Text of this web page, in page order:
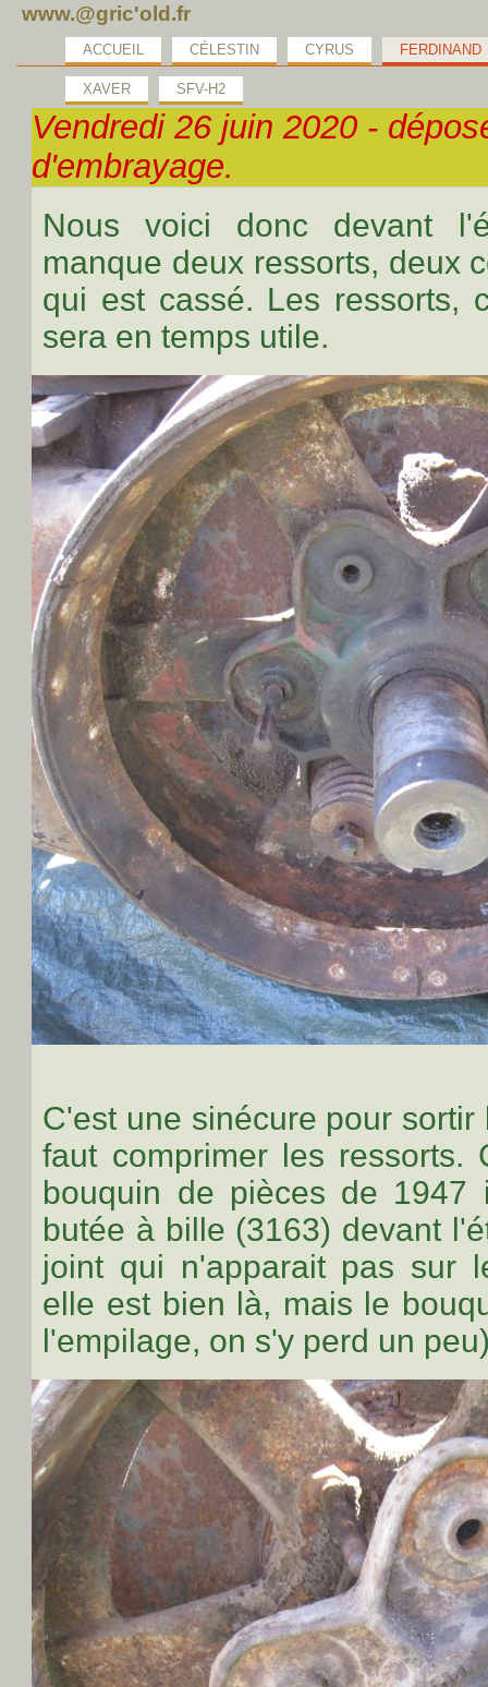
www.@gric'old.fr
ACCUEIL CÉLESTIN CYRUS FERDINAND
XAVER SFV-H2
Vendredi 26 juin 2020 -
d'embrayage.
Nous voici donc devant
manque deux ressorts, deux
qui est cassé. Les ressorts,
sera en temps utile.
C'est une sinécure pour
faut comprimer les ressorts.
bouquin de pièces de
butée à bille (3163) devant
joint qui n'apparait pas sur
elle est bien là, mais le
l'empilage, on s'y perd un